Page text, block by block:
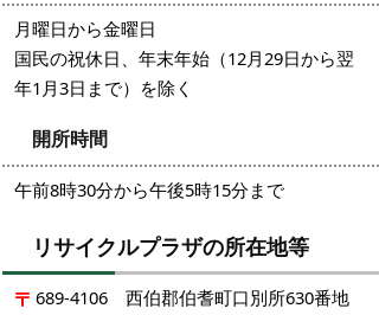
月曜日から金曜日
国民の祝休日、年末年始（12月29日から翌
年1月3日まで）を除く
開所時間
午前8時30分から午後5時15分まで
リサイクルプラザの所在地等
689-4106 西伯郡伯耆町口別所630番地